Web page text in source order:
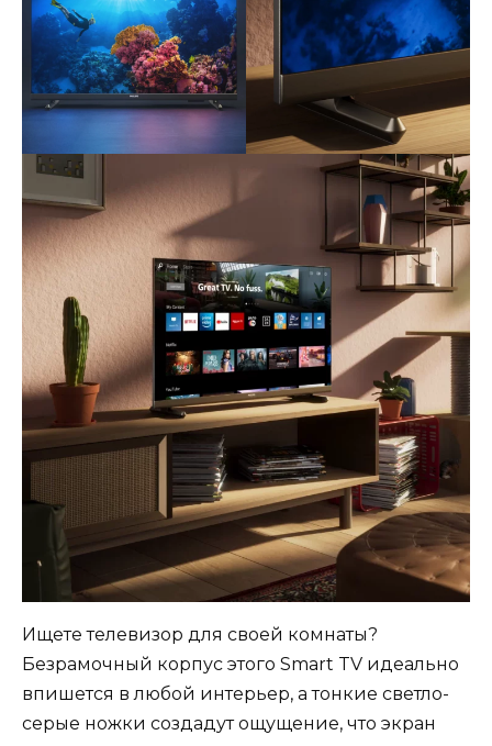
Ищете телевизор для своей комнаты?
Безрамочный корпус этого Smart TV идеально
впишется в любой интерьер, а тонкие светло-
серые ножки создадут ощущение, что экран